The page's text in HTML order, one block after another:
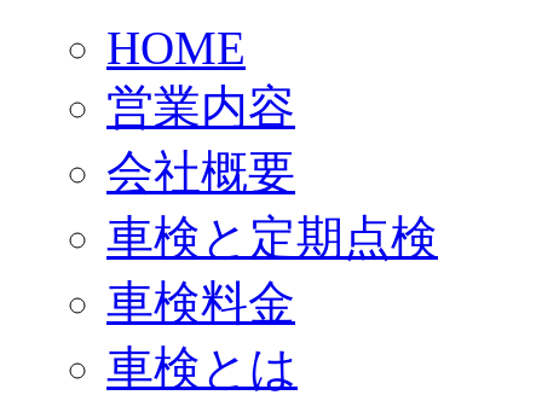
HOME
営業内容
会社概要
車検と定期点検
車検料金
車検とは